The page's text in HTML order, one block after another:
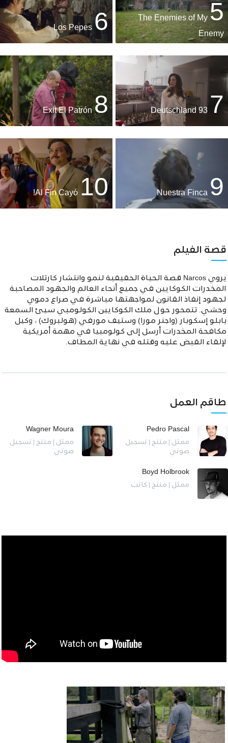
5
The Enemies of My
Enemy
6
7
8
Exit El Patrón
9
10
قصة الفيلم
يروي Narcos قصة الحياة الحقيقية لنمو وانتشار كارتلات
المخدرات الكوكايين في جميع أنحاء العالم والجهود المصاحبة
لجهود إنفاذ القانون لمواجهتها مباشرة في صراع دموي
وحشي. تتمحور حول ملك الكوكايين الكولومبي سيئ السمعة
بابلو إسكوبار (واجنر مورا) وستيف مورفي (هولبروك) ، وكيل
مكافحة المخدرات أرسل إلى كولومبيا في مهمة أمريكية
لإلقاء القبض عليه وقتله في نهاية المطاف.
طاقم العمل
Pedro Pascal
ممثل | منتج | تسجيل
صوتي
Wagner Moura
ممثل | منتج | تسجيل
صوتي
Boyd Holbrook
ممثل | منتج | كاتب